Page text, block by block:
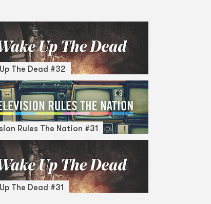
The Dead #32
Rules The Nation #31
The Dead #31